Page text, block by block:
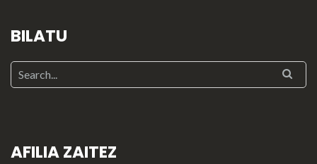
BILATU
AFILIA ZAITEZ